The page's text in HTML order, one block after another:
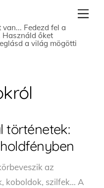
Fedezd fel a
őket
a világ mögötti
történetek:
az
koboldok, szilfek… A